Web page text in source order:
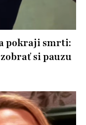
pokraji smrti:
si pauzu